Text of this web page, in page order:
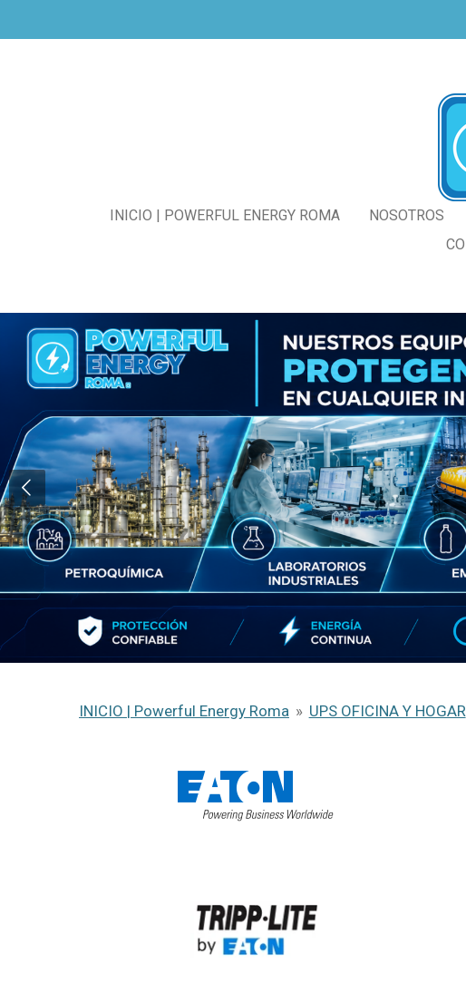
al
INICIO | POWERFUL ENERGY ROMA NOSOTROS
INICIO | Powerful Energy Roma » UPS OFICINA Y HOGAR